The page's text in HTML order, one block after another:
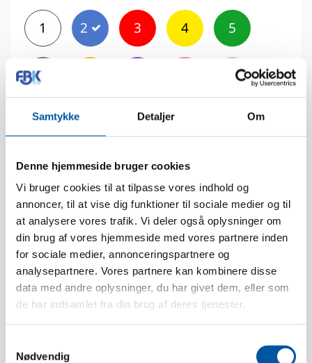
Samtykke Detaljer Om
Denne hjemmeside bruger cookies
Vi bruger cookies til at tilpasse vores indhold og
annoncer, til at vise dig funktioner til sociale medier og til
at analysere vores trafik. Vi deler også oplysninger om
din brug af vores hjemmeside med vores partnere inden
for sociale medier, annonceringspartnere og
analysepartnere. Vores partnere kan kombinere disse
data med andre oplysninger, du har givet dem, eller som
de har indsamlet fra din brug af deres tjenester.
Nødvendig
1 2 3 4 5
6 11
12
Technical data
Heat tolerance:
120 °C
Pack size:
6 Pcs.
Weight:
0.29
EAN pcs.: